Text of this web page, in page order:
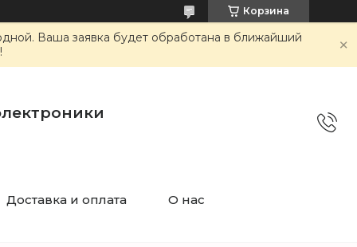
Корзина
Ваша заявка будет обработана в ближайший
Доставка и оплата О нас